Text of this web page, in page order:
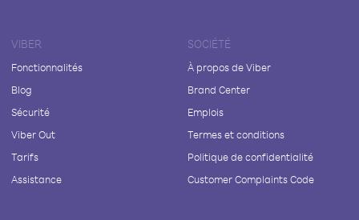
VIBER
Fonctionnalités
Blog
Sécurité
Viber Out
Tarifs
Assistance
SOCIÉTÉ
À propos de Viber
Brand Center
Emplois
Termes et conditions
Politique de confidentialité
Customer Complaints Code